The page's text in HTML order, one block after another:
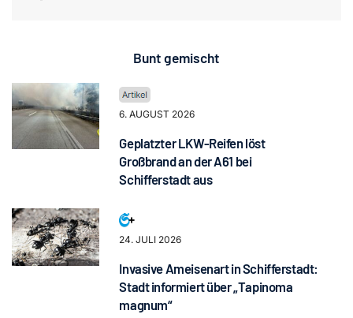
Bunt gemischt
6. AUGUST 2026
Geplatzter LKW-Reifen löst
Großbrand an der A61 bei
Schifferstadt aus
24. JULI 2026
Invasive Ameisenart in Schifferstadt:
Stadt informiert über „Tapinoma
magnum“